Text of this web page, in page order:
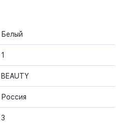
Белый
1
BEAUTY
Россия
3